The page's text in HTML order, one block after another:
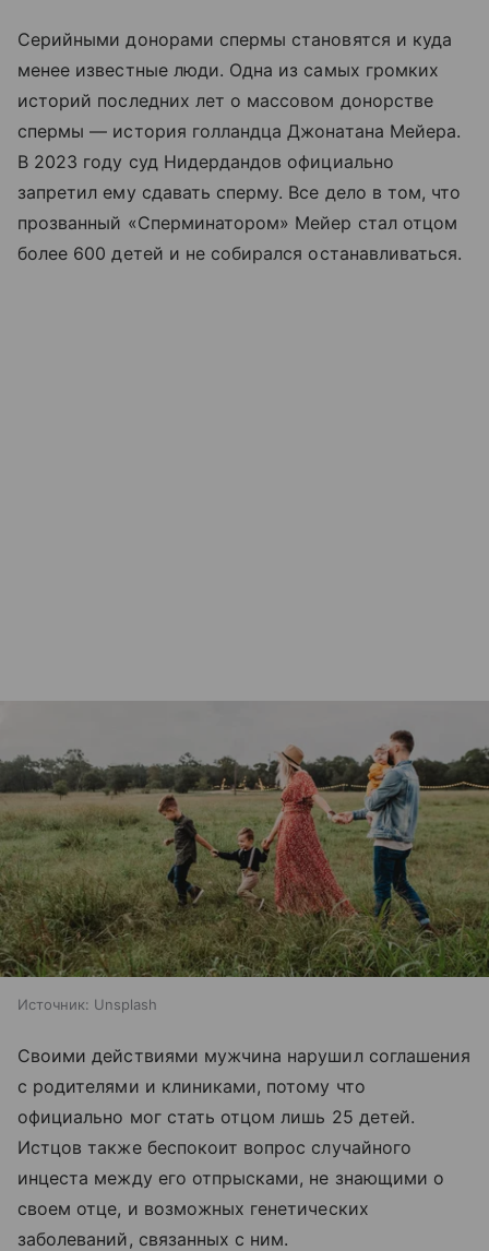
Серийными донорами спермы становятся и куда
менее известные люди. Одна из самых громких
историй последних лет о массовом донорстве
спермы — история голландца Джонатана Мейера.
В 2023 году суд Нидердандов официально
запретил ему сдавать сперму. Все дело в том, что
прозванный «Сперминатором» Мейер стал отцом
более 600 детей и не собирался останавливаться.
Источник: Unsplash
Своими действиями мужчина нарушил соглашения
с родителями и клиниками, потому что
официально мог стать отцом лишь 25 детей.
Истцов также беспокоит вопрос случайного
инцеста между его отпрысками, не знающими о
своем отце, и возможных генетических
заболеваний, связанных с ним.